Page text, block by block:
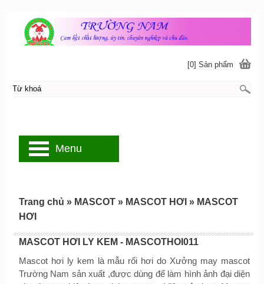
MASCOT HƠI LY KEM - MASCOTHOI011
Mascot hơi ly kem là mẫu rối hơi do Xưởng may mascot
Trường Nam sản xuất ,được dùng để làm hình ảnh đại diện
Trang chủ » MASCOT » MASCOT HƠI » MASCOT
HƠI
[0] Sản phẩm
Menu